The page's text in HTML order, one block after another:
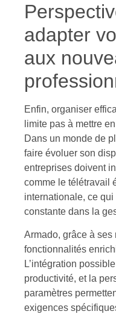
adapter
aux
Enfin, organiser
limite pas à mettre
Dans un monde de
faire évoluer son
entreprises doivent
comme le télétravail
internationale, ce
constante dans la
Armado, grâce à
fonctionnalités
L’intégration
productivité, et la
paramètres
exigences